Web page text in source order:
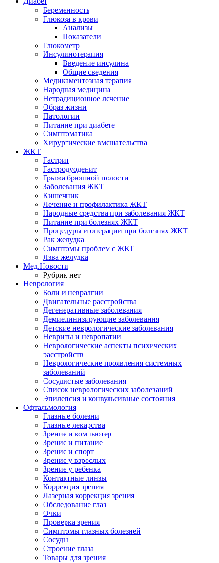
Беременность
Глюкоза в крови
Анализы
Показатели
Глюкометр
Инсулинотерапия
Введение инсулина
Общие сведения
Медикаментозная терапия
Народная медицина
Нетрадиционное лечение
Образ жизни
Патологии
Питание при диабете
Симптоматика
Хирургические вмешательства
ЖКТ
Гастрит
Гастродуоденит
Грыжа брюшной полости
Заболевания ЖКТ
Кишечник
Лечение и профилактика ЖКТ
Народные средства при заболевания ЖКТ
Питание при болезнях ЖКТ
Процедуры и операции при болезнях ЖКТ
Рак желудка
Симптомы проблем с ЖКТ
Язва желудка
Мед.Новости
Рубрик нет
Неврология
Боли и невралгии
Двигательные расстройства
Дегенеративные заболевания
Демиелинизирующие заболевания
Детские неврологические заболевания
Невриты и невропатии
Неврологические аспекты психических
расстройств
Неврологические проявления системных
заболеваний
Сосудистые заболевания
Список неврологических заболеваний
Эпилепсия и конвульсивные состояния
Офтальмология
Глазные болезни
Глазные лекарства
Зрение и компьютер
Зрение и питание
Зрение и спорт
Зрение у взрослых
Зрение у ребенка
Контактные линзы
Коррекция зрения
Лазерная коррекция зрения
Обследование глаз
Очки
Проверка зрения
Симптомы глазных болезней
Сосуды
Строение глаза
Товары для зрения